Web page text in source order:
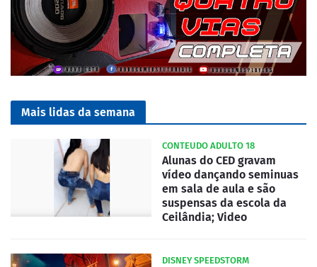
Mais lidas da semana
CONTEUDO ADULTO 18
Alunas do CED gravam
vídeo dançando seminuas
em sala de aula e são
suspensas da escola da
Ceilândia; Video
DISNEY SPEEDSTORM